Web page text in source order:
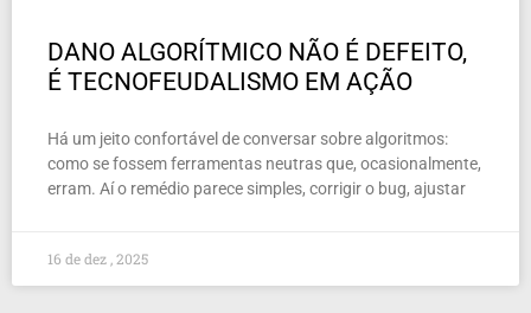
DANO ALGORÍTMICO NÃO É DEFEITO,
É TECNOFEUDALISMO EM AÇÃO
Há um jeito confortável de conversar sobre algoritmos:
como se fossem ferramentas neutras que, ocasionalmente,
erram. Aí o remédio parece simples, corrigir o bug, ajustar
16 de dez , 2025